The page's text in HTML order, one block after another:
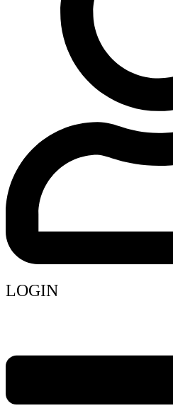
LOGIN